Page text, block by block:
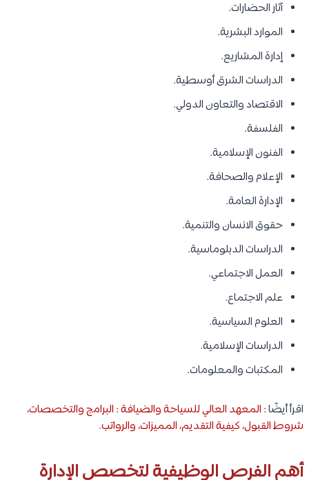
آثار الحضارات.
الموارد البشرية.
إدارة المشاريع.
الدراسات الشرق أوسطية.
الاقتصاد والتعاون الدولي.
الفلسفة.
الفنون الإسلامية.
الإعلام والصحافة.
الإدارة العامة.
حقوق الانسان والتنمية.
الدراسات الدبلوماسية.
العمل الاجتماعي.
علم الاجتماع.
العلوم السياسية.
الدراسات الإسلامية.
المكتبات والمعلومات.
اقرأ أيضًا : المعهد العالي للسياحة والضيافة : البرامج والتخصصات،
شروط القبول، كيفية التقديم، المميزات، والرواتب.
أهم الفرص الوظيفية لتخصص الإدارة